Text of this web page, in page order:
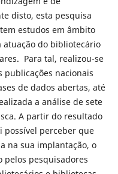
disto, esta pesquisa
estudos em âmbito
atuação do bibliotecário
Para tal, realizou-se
nacionais
de dados abertas, até
a análise de sete
A partir do resultado
possível perceber que
na sua implantação, o
pelos pesquisadores